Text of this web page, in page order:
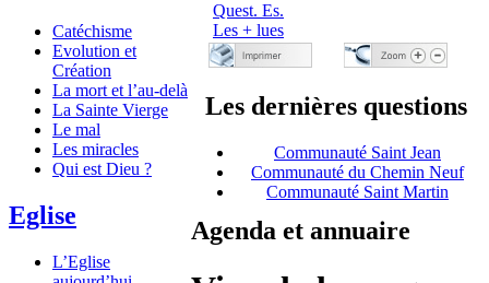
Catéchisme
Evolution et
Création
La mort et l’au-delà
La Sainte Vierge
Le mal
Les miracles
Qui est Dieu ?
Eglise
L’Eglise
Quest. Es.
Les + lues
Les dernières questions
Communauté Saint Jean
Communauté du Chemin Neuf
Communauté Saint Martin
Agenda et annuaire